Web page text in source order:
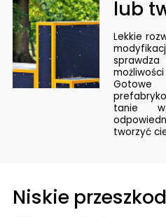
lub
Lekkie
Gotowe
tanie w
tworzyć
Niskie